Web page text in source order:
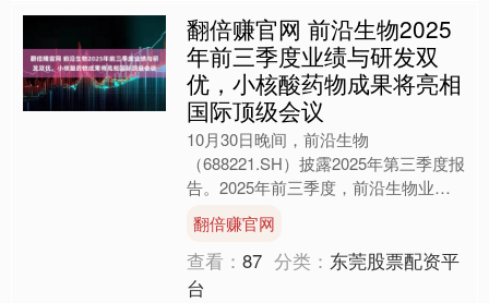
翻倍赚官网 前沿生物2025
年前三季度业绩与研发双
优，小核酸药物成果将亮相
国际顶级会议
10月30日晚间，前沿生物
（688221.SH）披露2025年第三季度报
告。2025年前三季度，前沿生物业绩
稳步增长，实现营业收入10337万元，
同比增幅12.....
翻倍赚官网
查看：87 分类： 东莞股票配资平
台